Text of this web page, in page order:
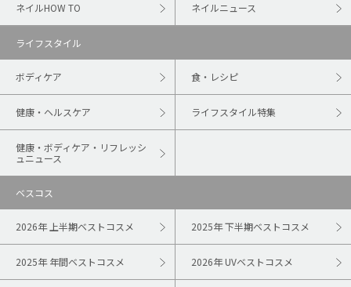
ネイルHOW TO ネイルニュース
ライフスタイル
ボディケア 食・レシピ
健康・ヘルスケア ライフスタイル特集
健康・ボディケア・リフレッシ
ュニュース
ベスコス
2026年 上半期ベストコスメ 2025年 下半期ベストコスメ
2025年 年間ベストコスメ 2026年 UVベストコスメ